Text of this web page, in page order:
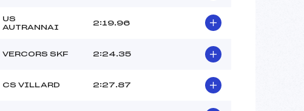
US
AUTRANNAI
2:19.96
VERCORS SKF 2:24.35
CS VILLARD 2:27.87